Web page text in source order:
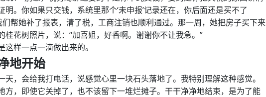
。你如果只交钱，系统里那个‘未申报’记录还在，你后面还是买不了
帮她补了报表，清了税，工商注销也顺利通过。那一周，她把房子买下来
桂花树照片，说：“加喜姐，好香啊。谢谢你不让我急。”
样一点一滴做出来的。
地开始
，会给我打电话，说感觉心里一块石头落地了。我特别理解这种感觉。
方，即使它关掉了，也不该留下一堆烂摊子。干干净净地结束，是为了能